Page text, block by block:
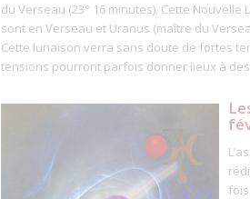
du Verseau (23° 16 minutes). Cette
sont en Verseau et Uranus (maître du
Cette lunaison verra sans doute de fortes
tensions pourront parfois donner lieux à